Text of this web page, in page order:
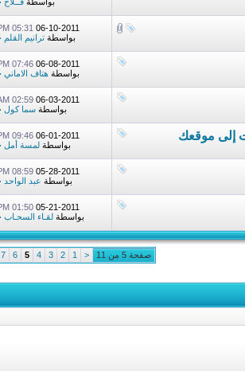
06-10-2011
05:31 PM
بواسطة ترانيم القلم
06-08-2011
07:46 PM
بواسطة هتاف الاماني
06-03-2011
02:59 AM
بواسطة سما كول
06-01-2011
09:46 PM
بواسطة لمسة أمل
05-28-2011
08:59 PM
بواسطة عبد الواحد
05-21-2011
01:50 PM
بواسطة لقـاء السحـاب
صفحة 5 من 11 <
1
2
3
4
5
6
7